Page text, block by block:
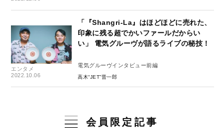
エンタメ
2022.10.06
「『Shangri-La』はほどほどに売れた、
印象に残る超でかいファールだからい
い」 電気グルーヴが語るライブの秘技！
電気グルーヴインタビュー前編
高木“JET”晋一郎
会員限定記事